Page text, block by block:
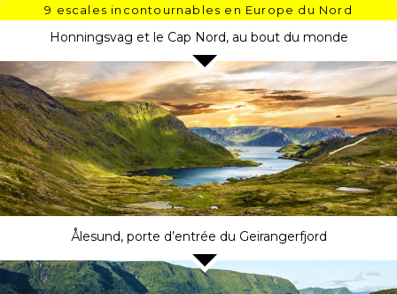
9 escales incontournables en Europe du Nord
Honningsvag et le Cap Nord, au bout du monde
Ålesund, porte d’entrée du Geirangerfjord